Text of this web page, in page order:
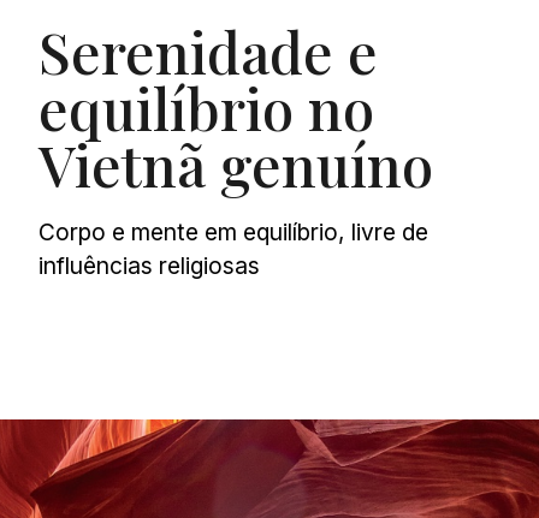
Serenidade e
equilíbrio no
Vietnã genuíno
Corpo e mente em equilíbrio, livre de
influências religiosas